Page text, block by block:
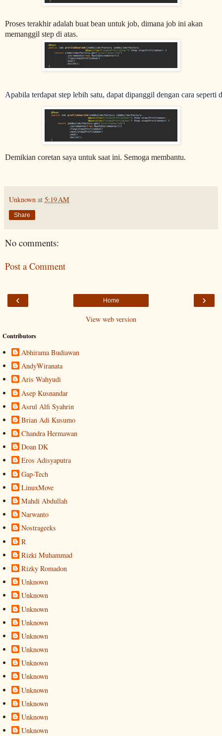
Proses terakhir adalah buat bean untuk job, dimana job ini akan
memanggil step di atas.
Apabila terdapat step lebih satu, dapat dipanggil dengan cara seperti
Demikian coretan saya untuk saat ini. Semoga membantu.
Unknown at 5:19 AM
Share
No comments:
Post a Comment
‹ ›
Home
View web version
Contributors
Abhirama Budiawan
AndyWiranata
Aris Wahyudi
Asep Kusnandar
Asrul Alfi Syahrin
Brian Adi Kusumo
Chandra Hermawan
Doan DK
Eros Adisyaputra
Gap-Tech
LinuxMove
Mahdi Abdullah
Narwanto
Nostrageeks
R
Rizki Muhammad
Rizky Romadon
Unknown
Unknown
Unknown
Unknown
Unknown
Unknown
Unknown
Unknown
Unknown
Unknown
Unknown
Unknown